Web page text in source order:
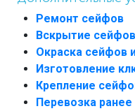
Ремонт сейфов
Вскрытие
Окраска сейфов
Изготовление
Крепление
Перевозка